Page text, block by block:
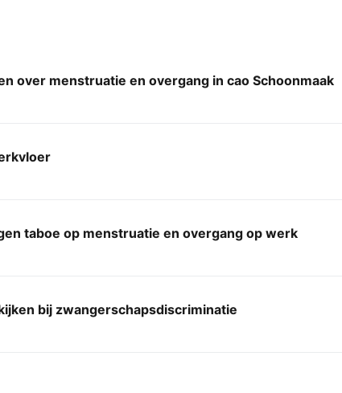
over menstruatie en overgang in cao Schoonmaak
taboe op menstruatie en overgang op werk
bij zwangerschapsdiscriminatie